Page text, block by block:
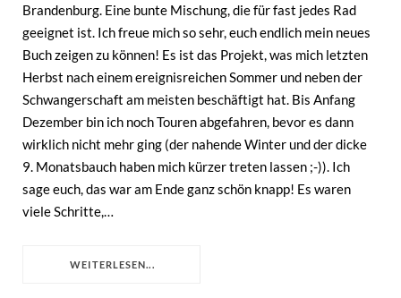
Brandenburg. Eine bunte Mischung, die für fast jedes Rad
geeignet ist. Ich freue mich so sehr, euch endlich mein neues
Buch zeigen zu können! Es ist das Projekt, was mich letzten
Herbst nach einem ereignisreichen Sommer und neben der
Schwangerschaft am meisten beschäftigt hat. Bis Anfang
Dezember bin ich noch Touren abgefahren, bevor es dann
wirklich nicht mehr ging (der nahende Winter und der dicke
9. Monatsbauch haben mich kürzer treten lassen ;-)). Ich
sage euch, das war am Ende ganz schön knapp! Es waren
viele Schritte,…
WEITERLESEN...